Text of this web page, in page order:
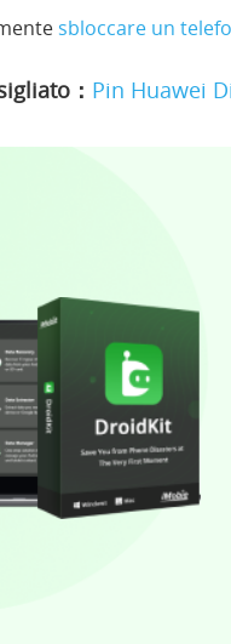
sbloccare un
： Pin Huawei